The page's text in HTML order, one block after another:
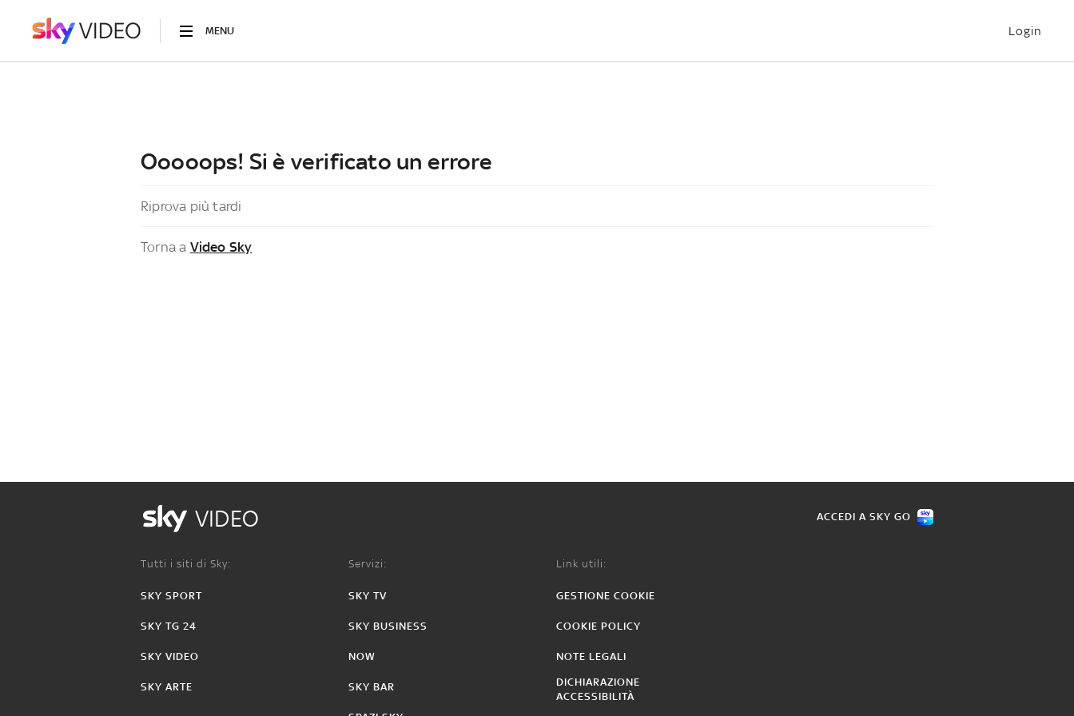
MENU Login
Ooooops! Si è verificato un errore
Riprova più tardi
Torna a Video Sky
VIDEO ACCEDI A SKY GO
Tutti i siti di Sky:
SKY SPORT
SKY TG 24
SKY VIDEO
SKY ARTE
Servizi:
SKY TV
SKY BUSINESS
NOW
SKY BAR
Link utili:
GESTIONE COOKIE
COOKIE POLICY
NOTE LEGALI
DICHIARAZIONE
ACCESSIBILITÀ